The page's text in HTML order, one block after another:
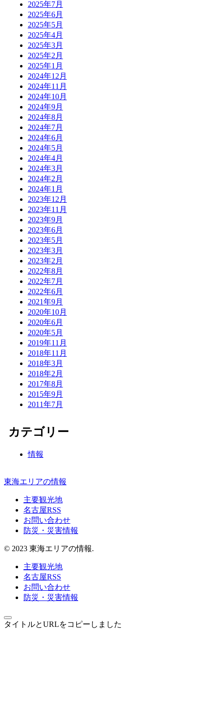
2025年7月
2025年6月
2025年5月
2025年4月
2025年3月
2025年2月
2025年1月
2024年12月
2024年11月
2024年10月
2024年9月
2024年8月
2024年7月
2024年6月
2024年5月
2024年4月
2024年3月
2024年2月
2024年1月
2023年12月
2023年11月
2023年9月
2023年6月
2023年5月
2023年3月
2023年2月
2022年8月
2022年7月
2022年6月
2021年9月
2020年10月
2020年6月
2020年5月
2019年11月
2018年11月
2018年3月
2018年2月
2017年8月
2015年9月
2011年7月
カテゴリー
情報
東海エリアの情報
主要観光地
名古屋RSS
お問い合わせ
防災・災害情報
© 2023 東海エリアの情報.
主要観光地
名古屋RSS
お問い合わせ
防災・災害情報
タイトルとURLをコピーしました